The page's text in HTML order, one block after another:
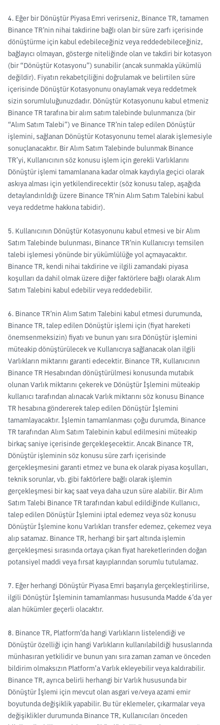
4. Eğer bir Dönüştür Piyasa Emri verirseniz, Binance TR, tamamen
Binance TR’nin nihai takdirine bağlı olan bir süre zarfı içerisinde
dönüştürme için kabul edebileceğiniz veya reddedebileceğiniz,
bağlayıcı olmayan, gösterge niteliğinde olan ve takdiri bir kotasyon
(bir “Dönüştür Kotasyonu”) sunabilir (ancak sunmakla yükümlü
değildir). Fiyatın rekabetçiliğini doğrulamak ve belirtilen süre
içerisinde Dönüştür Kotasyonunu onaylamak veya reddetmek
sizin sorumluluğunuzdadır. Dönüştür Kotasyonunu kabul etmeniz
Binance TR tarafına bir alım satım talebinde bulunmanıza (bir
“Alım Satım Talebi”) ve Binance TR’nin talep edilen Dönüştür
işlemini, sağlanan Dönüştür Kotasyonunu temel alarak işlemesiyle
sonuçlanacaktır. Bir Alım Satım Talebinde bulunmak Binance
TR’yi, Kullanıcının söz konusu işlem için gerekli Varlıklarını
Dönüştür işlemi tamamlanana kadar olmak kaydıyla geçici olarak
askıya alması için yetkilendirecektir (söz konusu talep, aşağıda
detaylandırıldığı üzere Binance TR’nin Alım Satım Talebini kabul
veya reddetme hakkına tabidir).
5. Kullanıcının Dönüştür Kotasyonunu kabul etmesi ve bir Alım
Satım Talebinde bulunması, Binance TR’nin Kullanıcıyı temsilen
talebi işlemesi yönünde bir yükümlülüğe yol açmayacaktır.
Binance TR, kendi nihai takdirine ve ilgili zamandaki piyasa
koşulları da dahil olmak üzere diğer faktörlere bağlı olarak Alım
Satım Talebini kabul edebilir veya reddedebilir.
6. Binance TR’nin Alım Satım Talebini kabul etmesi durumunda,
Binance TR, talep edilen Dönüştür işlemi için (fiyat hareketi
önemsenmeksizin) fiyatı ve bunun yanı sıra Dönüştür işlemini
müteakip dönüştürülecek ve Kullanıcıya sağlanacak olan ilgili
Varlıkların miktarını garanti edecektir. Binance TR, Kullanıcının
Binance TR Hesabından dönüştürülmesi konusunda mutabık
olunan Varlık miktarını çekerek ve Dönüştür İşlemini müteakip
kullanıcı tarafından alınacak Varlık miktarını söz konusu Binance
TR hesabına göndererek talep edilen Dönüştür İşlemini
tamamlayacaktır. İşlemin tamamlanması çoğu durumda, Binance
TR tarafından Alım Satım Talebinin kabul edilmesini müteakip
birkaç saniye içerisinde gerçekleşecektir. Ancak Binance TR,
Dönüştür işleminin söz konusu süre zarfı içerisinde
gerçekleşmesini garanti etmez ve buna ek olarak piyasa koşulları,
teknik sorunlar, vb. gibi faktörlere bağlı olarak işlemin
gerçekleşmesi bir kaç saat veya daha uzun süre alabilir. Bir Alım
Satım Talebi Binance TR tarafından kabul edildiğinde Kullanıcı,
talep edilen Dönüştür İşlemini iptal edemez veya söz konusu
Dönüştür İşlemine konu Varlıkları transfer edemez, çekemez veya
alıp satamaz. Binance TR, herhangi bir şart altında işlemin
gerçekleşmesi sırasında ortaya çıkan fiyat hareketlerinden doğan
potansiyel maddi veya fırsat kayıplarından sorumlu tutulamaz.
7. Eğer herhangi Dönüştür Piyasa Emri başarıyla gerçekleştirilirse,
ilgili Dönüştür İşleminin tamamlanması hususunda Madde 6’da yer
alan hükümler geçerli olacaktır.
8. Binance TR, Platform’da hangi Varlıkların listelendiği ve
Dönüştür özelliği için hangi Varlıkların kullanılabildiği hususlarında
münhasıran yetkilidir ve bunun yanı sıra zaman zaman ve önceden
bildirim olmaksızın Platform’a Varlık ekleyebilir veya kaldırabilir.
Binance TR, ayrıca belirli herhangi bir Varlık hususunda bir
Dönüştür İşlemi için mevcut olan asgari ve/veya azami emir
boyutunda değişiklik yapabilir. Bu tür eklemeler, çıkarmalar veya
değişiklikler durumunda Binance TR, Kullanıcıları önceden